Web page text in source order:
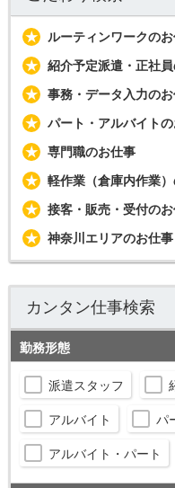
ルーティンワークの
紹介予定派遣・正社
事務・データ入力の
パート・アルバイト
専門職のお仕事
軽作業（倉庫内作業
接客・販売・受付の
神奈川エリアのお仕事
カンタン仕事検索
勤務形態
派遣スタッフ
アルバイト パ
アルバイト・パート